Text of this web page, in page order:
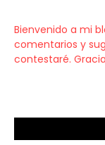
Bienvenido a mi
comentarios y
contestaré.